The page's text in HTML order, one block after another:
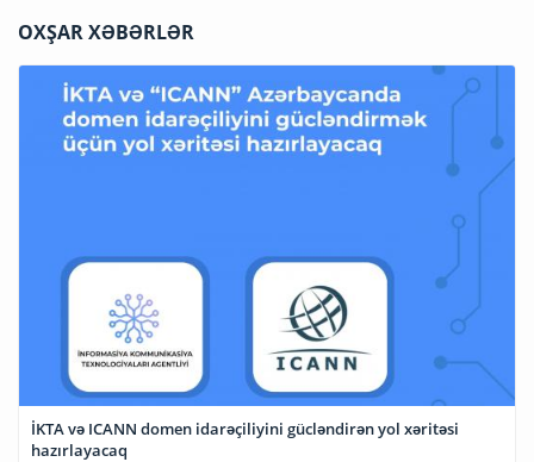
OXŞAR XƏBƏRLƏR
İKTA və ICANN domen idarəçiliyini gücləndirən yol xəritəsi
hazırlayacaq